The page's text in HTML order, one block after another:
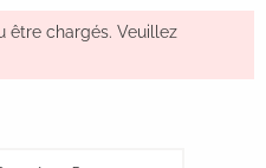
être chargés. Veuillez